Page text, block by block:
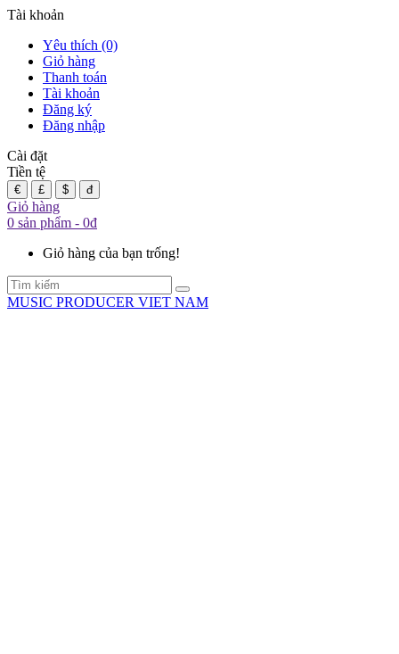
Tài khoản
Yêu thích (0)
Giỏ hàng
Thanh toán
Tài khoản
Đăng ký
Đăng nhập
Cài đặt
Tiền tệ
€ £ $ đ
Giỏ hàng
0 sản phẩm - 0đ
Giỏ hàng của bạn trống!
MUSIC PRODUCER VIET NAM